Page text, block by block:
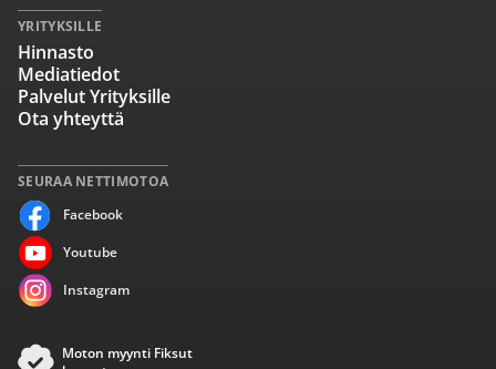
SEURAA NETTIMOTOA
Facebook
Youtube
Instagram
YRITYKSILLE
Hinnasto
Mediatiedot
Palvelut Yrityksille
Ota yhteyttä
Moton myynti Fiksut